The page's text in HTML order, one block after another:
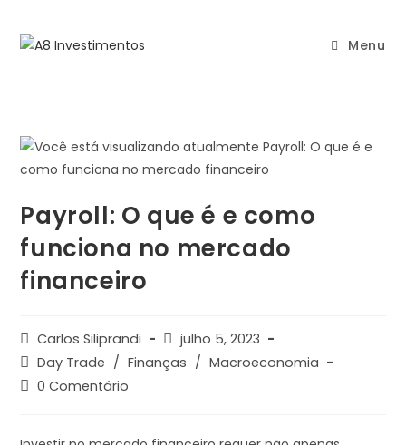
Menu
Payroll: O que é e como
funciona no mercado
financeiro
Carlos Siliprandi
julho 5, 2023
Day Trade / Finanças / Macroeconomia
0 Comentário